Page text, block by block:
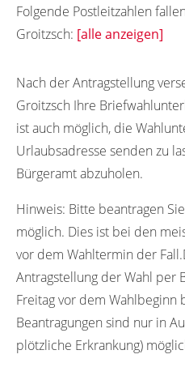
Folgende Postleitzahlen
Groitzsch: [alle anzeigen]
Nach der Antragstellung
Groitzsch Ihre
ist auch möglich, die
Urlaubsadresse senden zu
Bürgeramt abzuholen.
Hinweis: Bitte beantragen
möglich. Dies ist bei den
vor dem Wahltermin der
Antragstellung der Wahl per
Freitag vor dem Wahlbeginn
Beantragungen sind nur in
plötzliche Erkrankung)